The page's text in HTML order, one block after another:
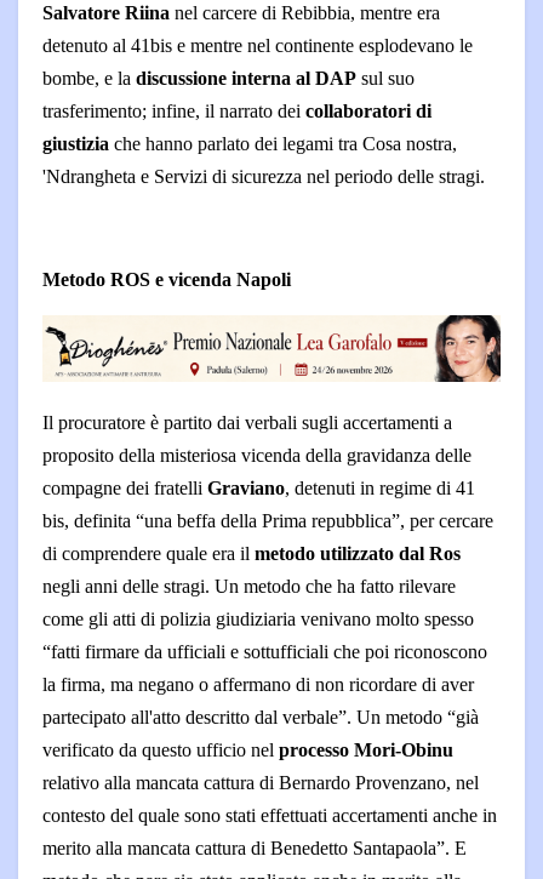
Salvatore Riina nel carcere di Rebibbia, mentre era
detenuto al 41bis e mentre nel continente esplodevano le
bombe, e la discussione interna al DAP sul suo
trasferimento; infine, il narrato dei collaboratori di
giustizia che hanno parlato dei legami tra Cosa nostra,
'Ndrangheta e Servizi di sicurezza nel periodo delle stragi.
Metodo ROS e vicenda Napoli
Il procuratore è partito dai verbali sugli accertamenti a
proposito della misteriosa vicenda della gravidanza delle
compagne dei fratelli Graviano, detenuti in regime di 41
bis, definita “una beffa della Prima repubblica”, per cercare
di comprendere quale era il metodo utilizzato dal Ros
negli anni delle stragi. Un metodo che ha fatto rilevare
come gli atti di polizia giudiziaria venivano molto spesso
“fatti firmare da ufficiali e sottufficiali che poi riconoscono
la firma, ma negano o affermano di non ricordare di aver
partecipato all'atto descritto dal verbale”. Un metodo “già
verificato da questo ufficio nel processo Mori-Obinu
relativo alla mancata cattura di Bernardo Provenzano, nel
contesto del quale sono stati effettuati accertamenti anche in
merito alla mancata cattura di Benedetto Santapaola”. E